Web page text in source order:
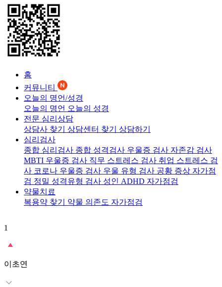
홈
커뮤니티
오늘의 명언/성경
오늘의 명언 오늘의 성경
전문 심리상담
상담사 찾기 상담센터 찾기 상담하기
심리검사
종합 심리검사 종합 성격검사 우울증 검사 자존감 검사
MBTI 우울증 검사 직무 스트레스 검사 취업 스트레스 검
사 코로나 우울증 검사 우울 유형 검사 공황 증상 자가점
검 정밀 성격유형 검사 성인 ADHD 자가점검
약물치료
복용약 찾기 약물 의존도 자가점검
1
이초연